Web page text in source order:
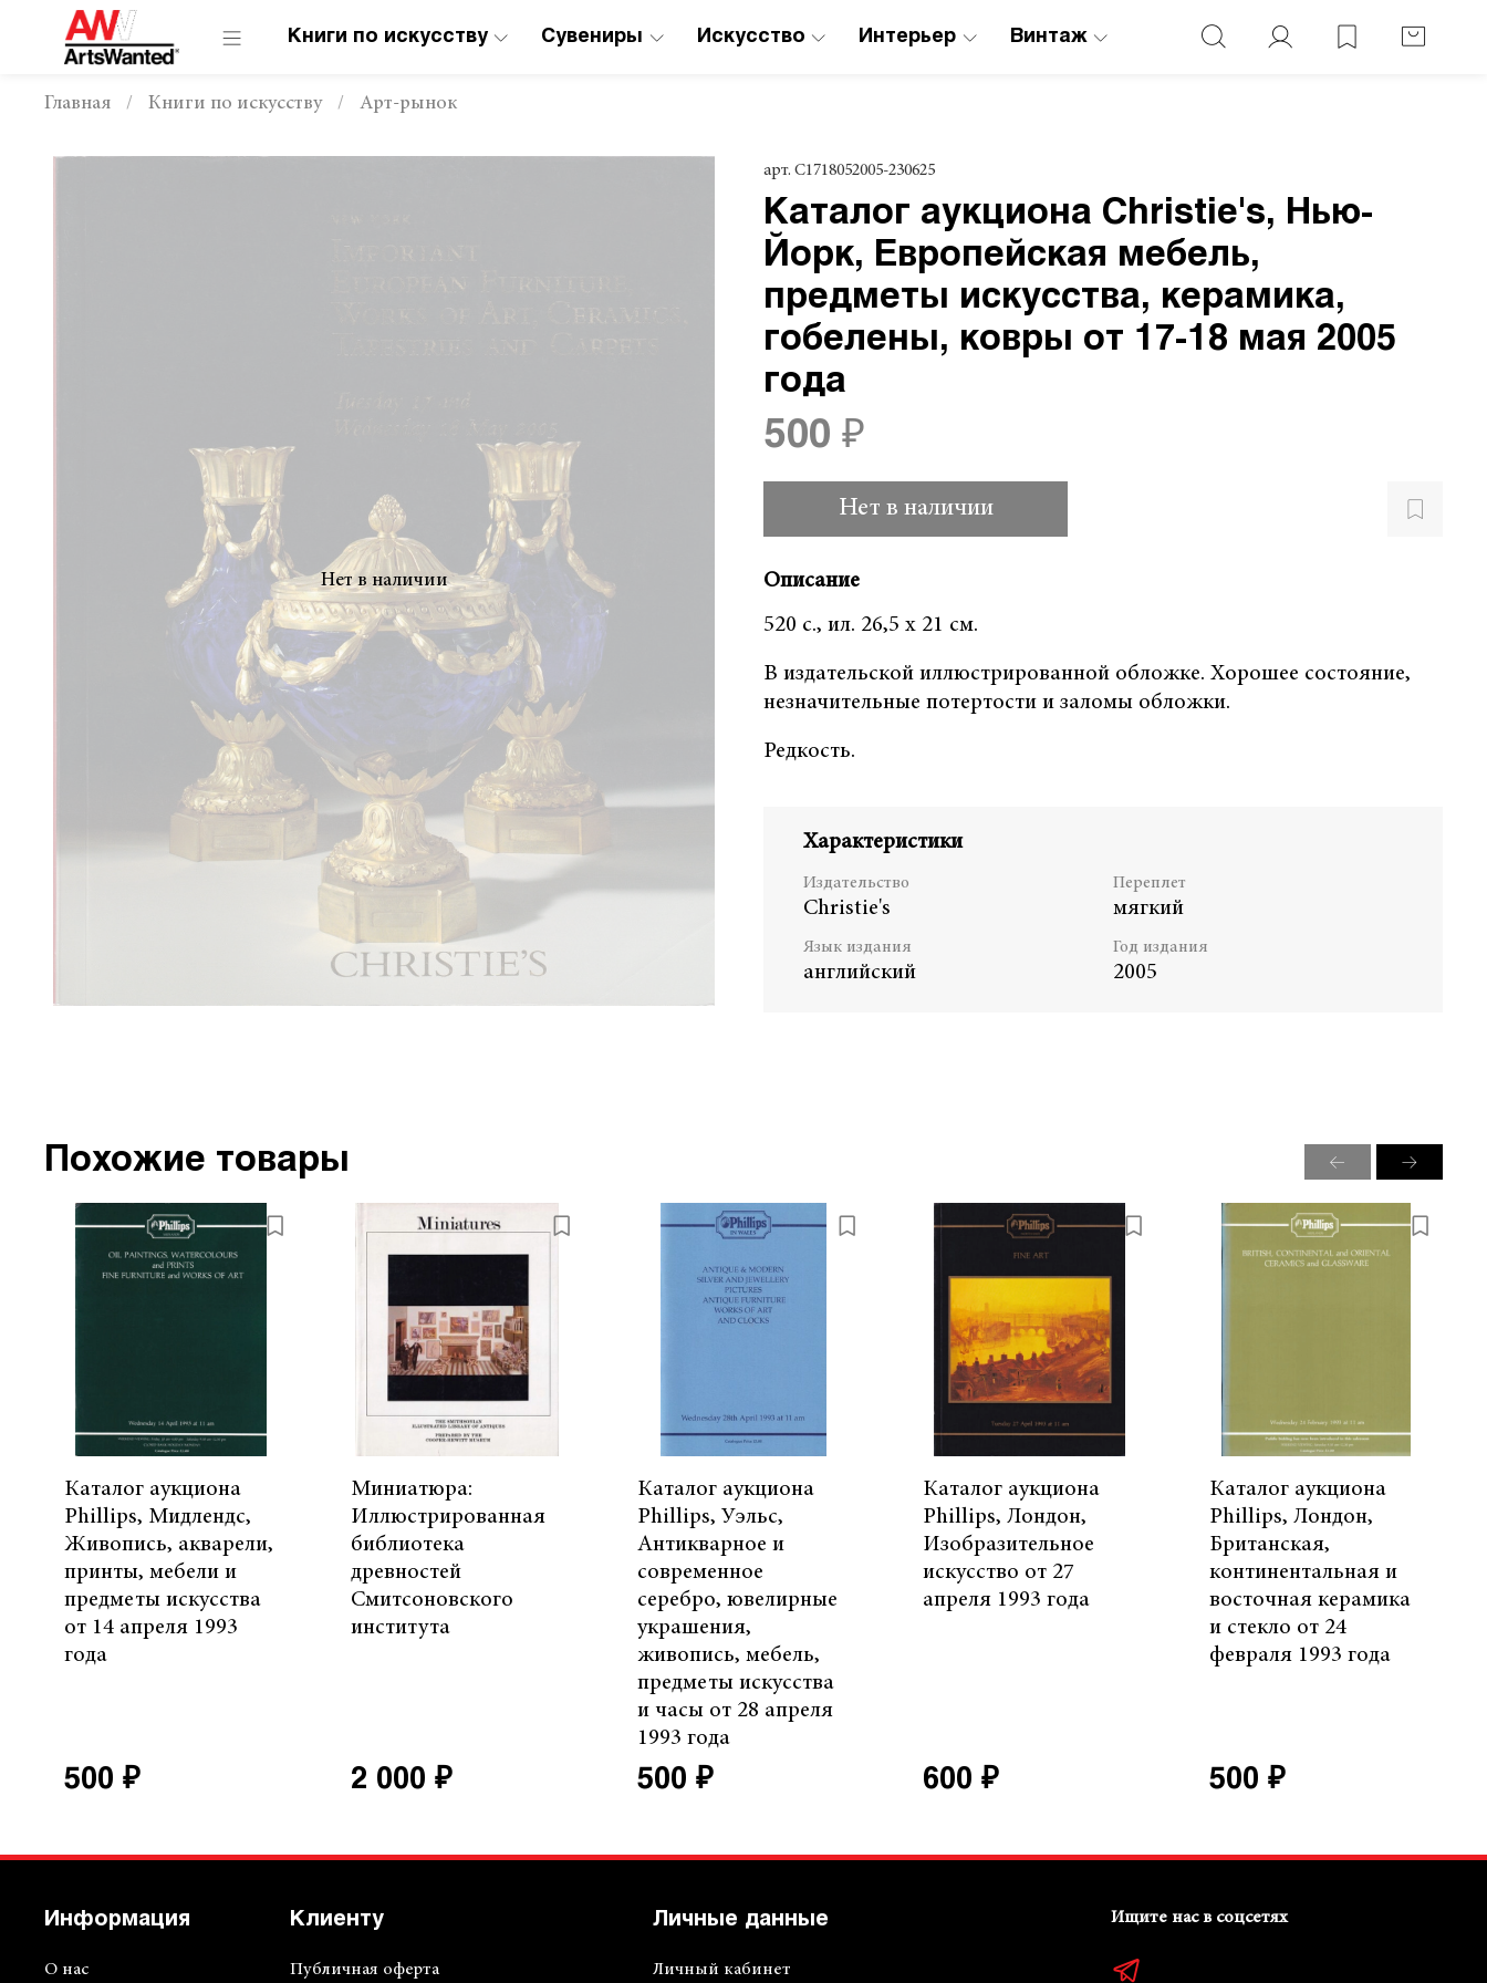
Книги по искусству Сувениры Искусство Интерьер Винтаж
Главная Книги по искусству Арт-рынок
Нет в наличии
арт. C1718052005-230625
Каталог аукциона Christie's, Нью-
Йорк, Европейская мебель,
предметы искусства, керамика,
гобелены, ковры от 17-18 мая 2005
года
500 ₽
Нет в наличии
Описание
520 с., ил. 26,5 х 21 см.
В издательской иллюстрированной обложке. Хорошее состояние,
незначительные потертости и заломы обложки.
Редкость.
Характеристики
Издательство
Christie's
Переплет
мягкий
Язык издания
английский
Год издания
2005
Похожие товары
Каталог аукциона
Phillips, Мидлендс,
Живопись, акварели,
принты, мебели и
предметы искусства
от 14 апреля 1993
года
500 ₽
Миниатюра:
Иллюстрированная
библиотека
древностей
Смитсоновского
института
2 000 ₽
Каталог аукциона
Phillips, Уэльс,
Антикварное и
современное
серебро, ювелирные
украшения,
живопись, мебель,
предметы искусства
и часы от 28 апреля
1993 года
500 ₽
Каталог аукциона
Phillips, Лондон,
Изобразительное
искусство от 27
апреля 1993 года
600 ₽
Каталог аукциона
Phillips, Лондон,
Британская,
континентальная и
восточная керамика
и стекло от 24
февраля 1993 года
500 ₽
Информация
О нас
Клиенту
Публичная оферта
Личные данные
Личный кабинет
Ищите нас в соцсетях